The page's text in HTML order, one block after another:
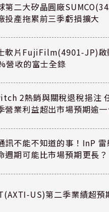
第二大矽晶圓廠
投產拖累前三季虧損擴大
軟片FujiFilm(4901-JP)啟
營收的富士全錄
2熱銷與關稅退稅挹注
營業利益超出市場預期逾
訊不能不知道的事！InP
週期可能比市場預期更長？
US)第二季業績超預